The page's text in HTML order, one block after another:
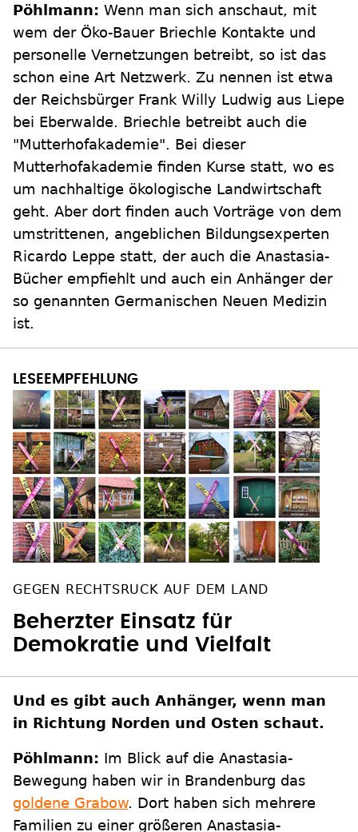
Pöhlmann: Wenn man sich anschaut, mit
wem der Öko-Bauer Briechle Kontakte und
personelle Vernetzungen betreibt, so ist das
schon eine Art Netzwerk. Zu nennen ist etwa
der Reichsbürger Frank Willy Ludwig aus Liepe
bei Eberwalde. Briechle betreibt auch die
"Mutterhofakademie". Bei dieser
Mutterhofakademie finden Kurse statt, wo es
um nachhaltige ökologische Landwirtschaft
geht. Aber dort finden auch Vorträge von dem
umstrittenen, angeblichen Bildungsexperten
Ricardo Leppe statt, der auch die Anastasia-
Bücher empfiehlt und auch ein Anhänger der
so genannten Germanischen Neuen Medizin
ist.
GEGEN RECHTSRUCK AUF DEM LAND
Beherzter Einsatz für
Demokratie und Vielfalt
Und es gibt auch Anhänger, wenn man
in Richtung Norden und Osten schaut.
Pöhlmann: Im Blick auf die Anastasia-
Bewegung haben wir in Brandenburg das
goldene Grabow. Dort haben sich mehrere
Familien zu einer größeren Anastasia-